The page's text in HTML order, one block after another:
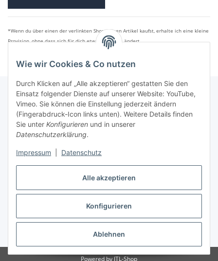
Alle akzeptieren
Konfigurieren
Ablehnen
Wie wir Cookies & Co nutzen
Durch Klicken auf „Alle akzeptieren“ gestatten Sie den
Einsatz folgender Dienste auf unserer Website: YouTube,
Vimeo. Sie können die Einstellung jederzeit ändern
(Fingerabdruck-Icon links unten). Weitere Details finden
Sie unter Konfigurieren und in unserer
Datenschutzerklärung.
Impressum Datenschutz
*Wenn du über einen der verlinkten Shops einen Artikel kaufst, erhalte ich eine kleine
Provision, ohne dass sich für dich etwas am Preis ändert.
Informationen
Gesetzliche Informationen
Vertrag widerrufen
* Alle Preise inkl. gesetzlicher USt., zzgl. Versand
Powered by JTL-Shop